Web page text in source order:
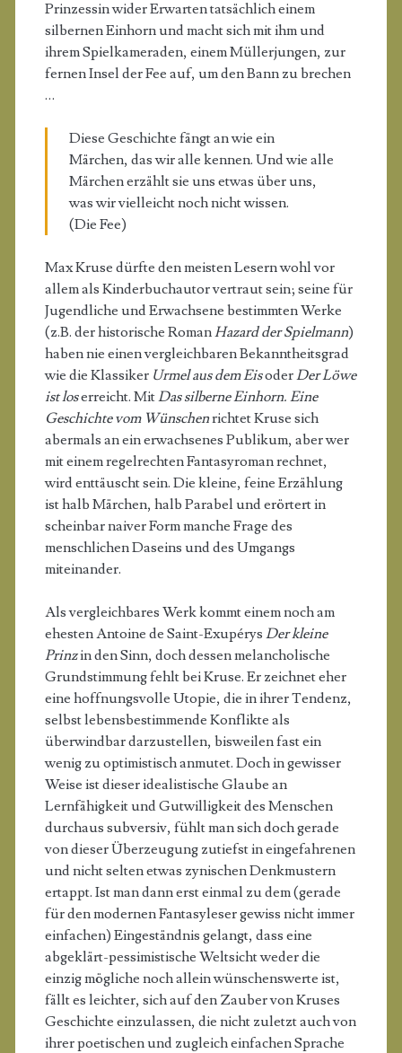
Prinzessin wider Erwarten tatsächlich einem
silbernen Einhorn und macht sich mit ihm und
ihrem Spielkameraden, einem Müllerjungen, zur
fernen Insel der Fee auf, um den Bann zu brechen
…
Diese Geschichte fängt an wie ein
Märchen, das wir alle kennen. Und wie alle
Märchen erzählt sie uns etwas über uns,
was wir vielleicht noch nicht wissen.
(Die Fee)
Max Kruse dürfte den meisten Lesern wohl vor
allem als Kinderbuchautor vertraut sein; seine für
Jugendliche und Erwachsene bestimmten Werke
(z.B. der historische RomanHazard der Spielmann)
haben nie einen vergleichbaren Bekanntheitsgrad
wie die Klassiker Urmel aus dem EisoderDer Löwe
ist loserreicht. MitDas silberne Einhorn. Eine
Geschichte vom Wünschenrichtet Kruse sich
abermals an ein erwachsenes Publikum, aber wer
mit einem regelrechten Fantasyroman rechnet,
wird enttäuscht sein. Die kleine, feine Erzählung
ist halb Märchen, halb Parabel und erörtert in
scheinbar naiver Form manche Frage des
menschlichen Daseins und des Umgangs
miteinander.
Als vergleichbares Werk kommt einem noch am
ehesten Antoine de Saint-Exupérys Der kleine
Prinzin den Sinn, doch dessen melancholische
Grundstimmung fehlt bei Kruse. Er zeichnet eher
eine hoffnungsvolle Utopie, die in ihrer Tendenz,
selbst lebensbestimmende Konflikte als
überwindbar darzustellen, bisweilen fast ein
wenig zu optimistisch anmutet. Doch in gewisser
Weise ist dieser idealistische Glaube an
Lernfähigkeit und Gutwilligkeit des Menschen
durchaus subversiv, fühlt man sich doch gerade
von dieser Überzeugung zutiefst in eingefahrenen
und nicht selten etwas zynischen Denkmustern
ertappt. Ist man dann erst einmal zu dem (gerade
für den modernen Fantasyleser gewiss nicht immer
einfachen) Eingeständnis gelangt, dass eine
abgeklärt-pessimistische Weltsicht weder die
einzig mögliche noch allein wünschenswerte ist,
fällt es leichter, sich auf den Zauber von Kruses
Geschichte einzulassen, die nicht zuletzt auch von
ihrer poetischen und zugleich einfachen Sprache